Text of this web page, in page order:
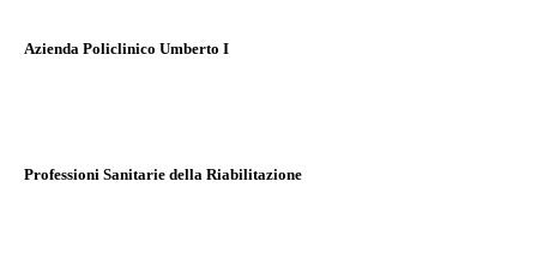
Azienda Policlinico Umberto I
Professioni Sanitarie della Riabilitazione